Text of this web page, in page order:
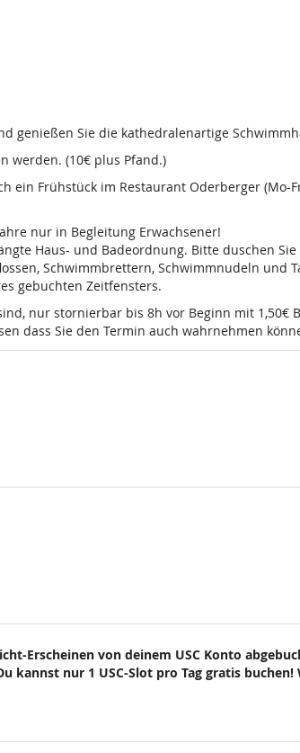
genießen Sie die kathedralenartige
werden. (10€ plus Pfand.)
ein Frühstück im Restaurant Oderberger (Mo-
nur in Begleitung Erwachsener!
Haus- und Badeordnung. Bitte duschen
Schwimmbrettern, Schwimmnudeln und
gebuchten Zeitfensters.
nur stornierbar bis 8h vor Beginn mit 1,50€
dass Sie den Termin auch wahrnehmen
Erscheinen von deinem USC Konto
nur 1 USC-Slot pro Tag gratis buchen!